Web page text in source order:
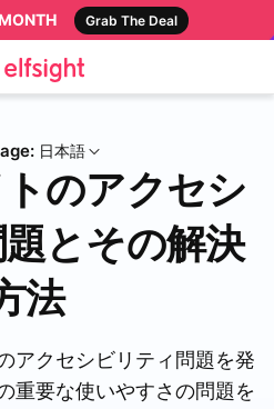
Grab The Deal
日本語
のアクセシ
とその解決
法
アクセシビリティ問題を発
重要な使いやすさの問題を